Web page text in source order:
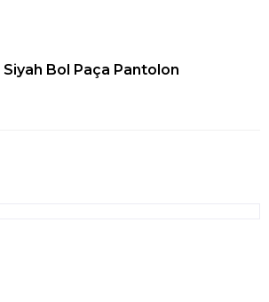
Siyah Bol Paça Pantolon